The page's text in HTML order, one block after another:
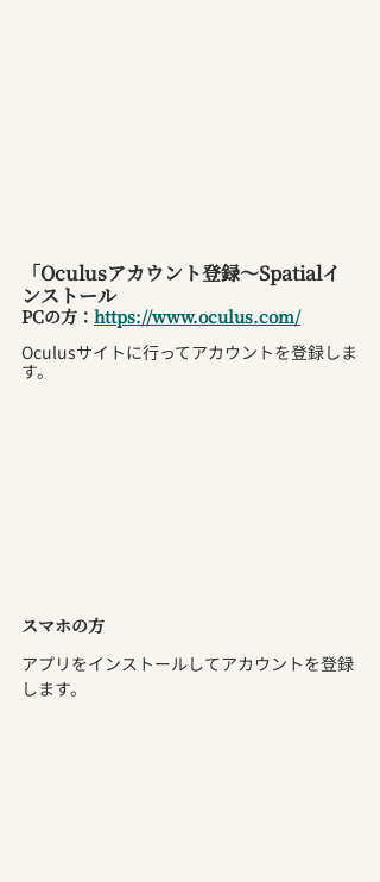
「Oculusアカウント登録～Spatialイ
ンストール
PCの方： https://www.oculus.com/
Oculusサイトに行ってアカウントを登録しま
す。
スマホの方
アプリをインストールしてアカウントを登録
します。